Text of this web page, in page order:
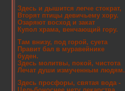
Здесь и дышится легче стократ,
Вторят птицы девичьему хору.
Озаряют восход и закат
Купол храма, венчающий гору.
Там внизу, под горой, суета
Правит бал в муравейнике
буден.
Здесь молитвы, покой, чистота
Лечат души измученным людям.
Здесь просфоры, святая вода -